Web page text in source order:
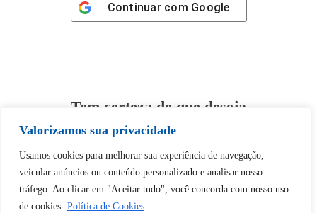
Valorizamos sua privacidade
Usamos cookies para melhorar sua experiência de navegação,
veicular anúncios ou conteúdo personalizado e analisar nosso
tráfego. Ao clicar em "Aceitar tudo", você concorda com nosso uso
de cookies. Política de Cookies
Continuar com Google
Tem certeza de que deseja
desbloquear esta publicação?
Desbloquear esquerda : 0
Sim